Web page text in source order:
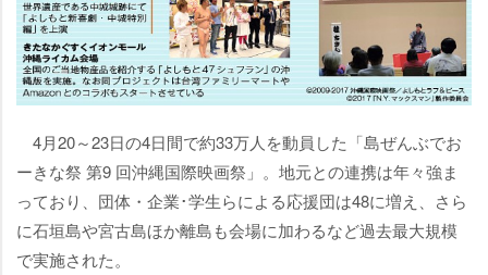
4月20～23日の4日間で約33万人を動員した「島ぜんぶでお
ーきな祭 第9 回沖縄国際映画祭」。地元との連携は年々強ま
っており、団体・企業･学生らによる応援団は48に増え、さら
に石垣島や宮古島ほか離島も会場に加わるなど過去最大規模
で実施された。